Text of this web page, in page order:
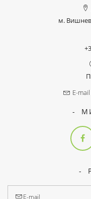
м.
E-mail